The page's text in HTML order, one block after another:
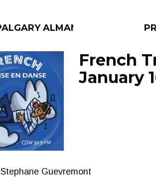
ALMANAC
FILTER BY:
PROGRAMS
French
January
Guevremont